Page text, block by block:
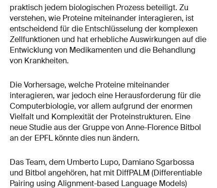
praktisch jedem biologischen Prozess beteiligt. Zu
verstehen, wie Proteine miteinander interagieren, ist
entscheidend für die Entschlüsselung der komplexen
Zellfunktionen und hat erhebliche Auswirkungen auf die
Entwicklung von Medikamenten und die Behandlung
von Krankheiten.
Die Vorhersage, welche Proteine miteinander
interagieren, war jedoch eine Herausforderung für die
Computerbiologie, vor allem aufgrund der enormen
Vielfalt und Komplexität der Proteinstrukturen. Eine
neue Studie aus der Gruppe von Anne-Florence Bitbol
an der EPFL könnte dies nun ändern.
Das Team, dem Umberto Lupo, Damiano Sgarbossa
und Bitbol angehören, hat mit DiffPALM (Differentiable
Pairing using Alignment-based Language Models)